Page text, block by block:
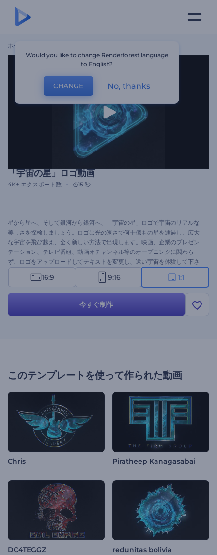
ホーム
「宇宙の星」ロゴ動画
4K+ エクスポート数 15 秒
星から星へ、そして銀河から銀河へ、「宇宙の星」ロゴで宇宙のリアルな
美しさを探検しましょう。ロゴは光の速さで何十億もの星を通過し、広大
な宇宙を飛び越え、全く新しい方法で出現します。映画、企業のプレゼン
テーション、テレビ番組、動画オチャンネル等のオープニングに関わら
ず、ロゴをアップロードしてテキストを変更し、遠い宇宙を体験して下さ
16:9 9:16 1:1
今すぐ制作
このテンプレートを使って作られた動画
Chris Piratheep Kanagasabai
DC4TEGGZ redunitas bolivia
Would you like to change Renderforest language
to English?
CHANGE No, thanks